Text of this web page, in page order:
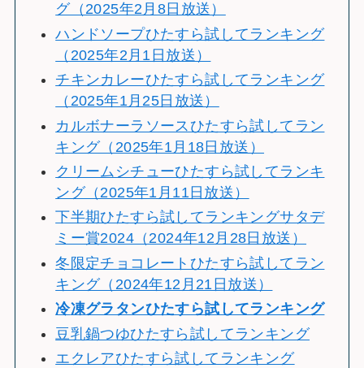
グ（2025年2月8日放送）
ハンドソープひたすら試してランキング
（2025年2月1日放送）
チキンカレーひたすら試してランキング
（2025年1月25日放送）
カルボナーラソースひたすら試してラン
キング（2025年1月18日放送）
クリームシチューひたすら試してランキ
ング（2025年1月11日放送）
下半期ひたすら試してランキングサタデ
ミー賞2024（2024年12月28日放送）
冬限定チョコレートひたすら試してラン
キング（2024年12月21日放送）
冷凍グラタンひたすら試してランキング
豆乳鍋つゆひたすら試してランキング
エクレアひたすら試してランキング